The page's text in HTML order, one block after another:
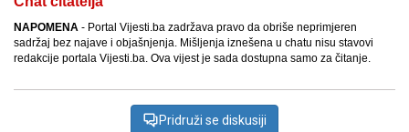
NAPOMENA - Portal Vijesti.ba zadržava pravo da obriše neprimjeren
sadržaj bez najave i objašnjenja. Mišljenja iznešena u chatu nisu stavovi
redakcije portala Vijesti.ba. Ova vijest je sada dostupna samo za čitanje.
Pridruži se diskusiji